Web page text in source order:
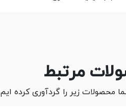
مرتبط
محصولات زیر را گردآوری کرده ایم